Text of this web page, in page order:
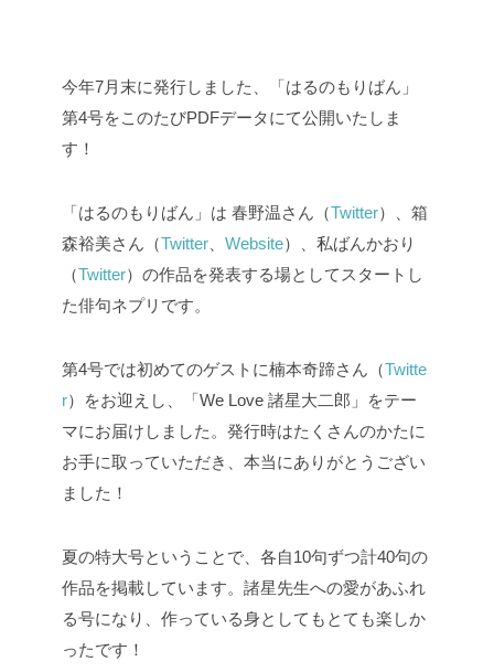
今年7月末に発行しました、「はるのもりばん」
第4号をこのたびPDFデータにて公開いたしま
す！
「はるのもりばん」は 春野温さん（Twitter）、箱
森裕美さん（Twitter Website）、私ばんかおり
（Twitter）の作品を発表する場としてスタートし
た俳句ネプリです。
第4号では初めてのゲストに楠本奇蹄さん（Twitte
r）をお迎えし、「We Love 諸星大二郎」をテー
マにお届けしました。発行時はたくさんのかたに
お手に取っていただき、本当にありがとうござい
ました！
夏の特大号ということで、各自10句ずつ計40句の
作品を掲載しています。諸星先生への愛があふれ
る号になり、作っている身としてもとても楽しか
ったです！